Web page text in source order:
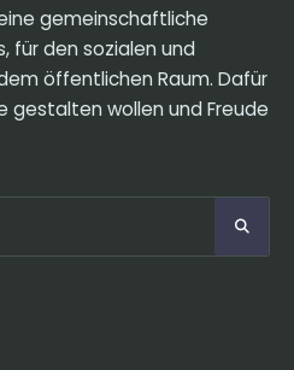
gemeinschaftliche
für den sozialen und
öffentlichen Raum. Dafür
gestalten wollen und Freude